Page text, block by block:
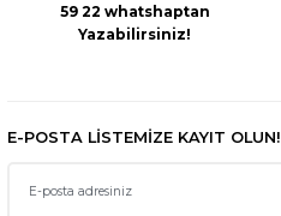
59 22 whatshaptan
Yazabilirsiniz!
E-POSTA LİSTEMİZE KAYIT OLUN!